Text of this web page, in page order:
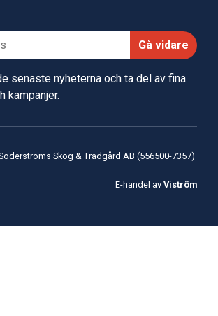
Gå vidare
senaste nyheterna och ta del av fina
kampanjer.
Skog & Trädgård AB (556500-7357)
E-handel av Viström